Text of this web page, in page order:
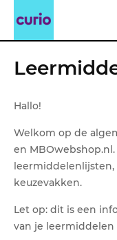
Hallo!
Welkom op de
en
keuzevakken.
Let op: dit is een
van je leermiddelen